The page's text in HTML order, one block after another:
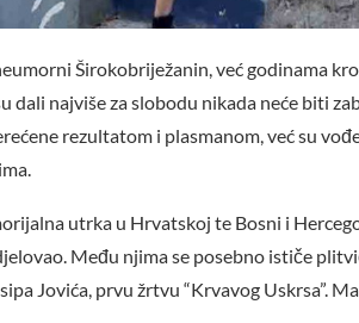
Širokobriježanin, već godinama
dali najviše za slobodu nikada neće biti
rezultatom i plasmanom, već su
utrka u Hrvatskoj te Bosni i
Među njima se posebno ističe
Jovića, prvu žrtvu “Krvavog Uskrsa”.